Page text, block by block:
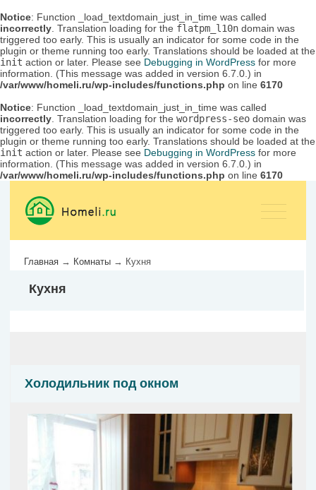
Notice: Function _load_textdomain_just_in_time was called
incorrectly . Translation loading for the flatpm_l10n domain was
triggered too early. This is usually an indicator for some code in the
plugin or theme running too early. Translations should be loaded at the
init action or later. Please see Debugging in WordPress for more
information. (This message was added in version 6.7.0.) in
/var/www/homeli.ru/wp-includes/functions.php on line 6170
Notice: Function _load_textdomain_just_in_time was called
incorrectly . Translation loading for the wordpress-seo domain was
triggered too early. This is usually an indicator for some code in the
plugin or theme running too early. Translations should be loaded at the
init action or later. Please see Debugging in WordPress for more
information. (This message was added in version 6.7.0.) in
/var/www/homeli.ru/wp-includes/functions.php on line 6170
Главная → Комнаты → Кухня
Кухня
Холодильник под окном